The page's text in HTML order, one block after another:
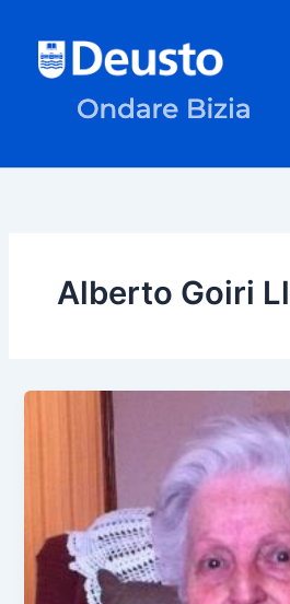
content
Alberto Goiri